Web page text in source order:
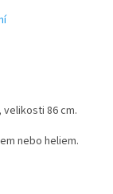
86 cm.
nebo heliem.